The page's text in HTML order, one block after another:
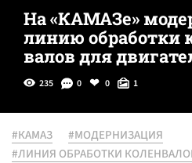
На «КАМАЗе»
линию обработки
валов для
235 0 0 1
#КАМАЗ
#МОДЕРНИЗАЦИЯ
#ЛИНИЯ ОБРАБОТКИ